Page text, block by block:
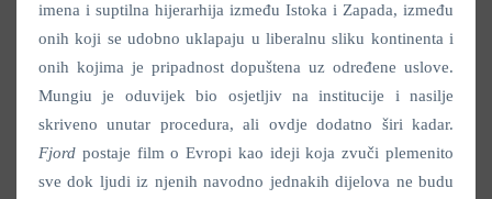
imena i suptilna hijerarhija između Istoka i Zapada, između
onih koji se udobno uklapaju u liberalnu sliku kontinenta i
onih kojima je pripadnost dopuštena uz određene uslove.
Mungiu je oduvijek bio osjetljiv na institucije i nasilje
skriveno unutar procedura, ali ovdje dodatno širi kadar.
Fjord postaje film o Evropi kao ideji koja zvuči plemenito
sve dok ljudi iz njenih navodno jednakih dijelova ne budu